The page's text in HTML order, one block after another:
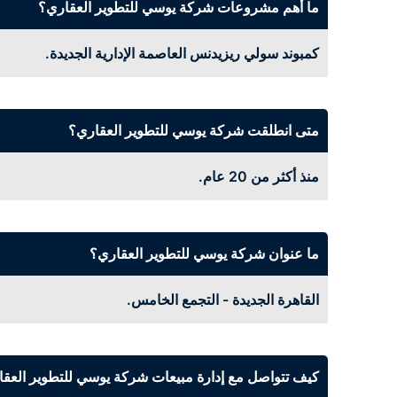
ما أهم مشروعات شركة يوسي للتطوير العقاري؟
كمبوند سولي ريزيدنس العاصمة الإدارية الجديدة.
متى انطلقت شركة يوسي للتطوير العقاري؟
منذ أكثر من 20 عام.
ما عنوان شركة يوسي للتطوير العقاري؟
القاهرة الجديدة - التجمع الخامس.
كيف تتواصل مع إدارة مبيعات شركة يوسي للتطوير